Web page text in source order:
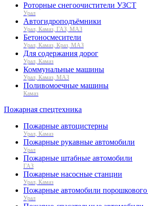
Роторные снегоочистители УЗСТ
Урал
Автогидроподъёмники
Урал, Камаз, ГАЗ, МАЗ
Бетоносмесители
Урал, Камаз, Краз, МАЗ
Для содержания дорог
Урал, Камаз
Коммунальные машины
Урал, Камаз, МАЗ
Поливомоечные машины
Камаз
Пожарная спецтехника
Пожарные автоцистерны
Урал, Камаз
Пожарные рукавные автомобили
Урал
Пожарные штабные автомобили
ГАЗ
Пожарные насосные станции
Урал, Камаз
Пожарные автомобили
Урал